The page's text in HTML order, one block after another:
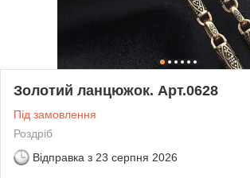
Золотий ланцюжок. Арт.0628
Під замовлення
Роздріб
Відправка з 23 серпня 2026